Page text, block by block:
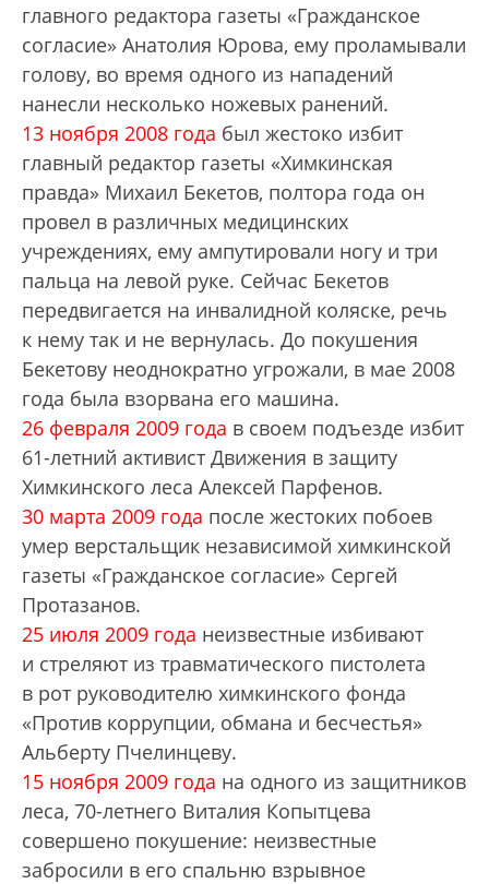
главного редактора газеты «Гражданское
согласие» Анатолия Юрова, ему проламывали
голову, во время одного из нападений
нанесли несколько ножевых ранений.
13 ноября 2008 года был жестоко избит
главный редактор газеты «Химкинская
правда» Михаил Бекетов, полтора года он
провел в различных медицинских
учреждениях, ему ампутировали ногу и три
пальца на левой руке. Сейчас Бекетов
передвигается на инвалидной коляске, речь
к нему так и не вернулась. До покушения
Бекетову неоднократно угрожали, в мае 2008
года была взорвана его машина.
26 февраля 2009 года в своем подъезде избит
61-летний активист Движения в защиту
Химкинского леса Алексей Парфенов.
30 марта 2009 года после жестоких побоев
умер верстальщик независимой химкинской
газеты «Гражданское согласие» Сергей
Протазанов.
25 июля 2009 года неизвестные избивают
и стреляют из травматического пистолета
в рот руководителю химкинского фонда
«Против коррупции, обмана и бесчестья»
Альберту Пчелинцеву.
15 ноября 2009 года на одного из защитников
леса, 70-летнего Виталия Копытцева
совершено покушение: неизвестные
забросили в его спальню взрывное